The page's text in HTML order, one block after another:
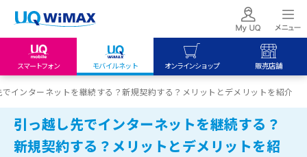
スマートフォン モバイルネット オンラインショップ 販売店舗
my UQ WiMAX
UQ WiMAX ご契約の方
My UQ mobile
UQ mobile ご契約の方
UQ mobile
オンラインショップ
UQ WiMAX
オンラインショップ
UQ mobile
販売店舗
UQ WiMAX
販売店舗
インターネットを継続する？新規契約する？メリットとデメリットを紹介
引っ越し先でインターネットを継続する？
新規契約する？メリットとデメリットを紹